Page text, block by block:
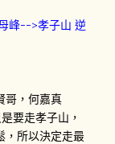
峰-->孝子山 逆
哥，何嘉真
要走孝子山，
，所以決定走最